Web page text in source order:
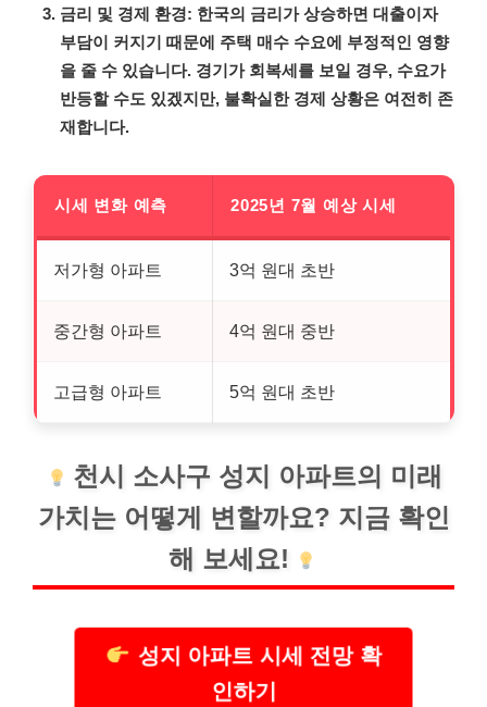
금리 및 경제 환경: 한국의 금리가 상승하면 대출이자
부담이 커지기 때문에 주택 매수 수요에 부정적인 영향
을 줄 수 있습니다. 경기가 회복세를 보일 경우, 수요가
반등할 수도 있겠지만, 불확실한 경제 상황은 여전히 존
재합니다.
시세 변화 예측 2025년 7월 예상 시세
저가형 아파트 3억 원대 초반
중간형 아파트 4억 원대 중반
고급형 아파트 5억 원대 초반
천시 소사구 성지 아파트의 미래
가치는 어떻게 변할까요? 지금 확인
해 보세요!
성지 아파트 시세 전망 확
인하기